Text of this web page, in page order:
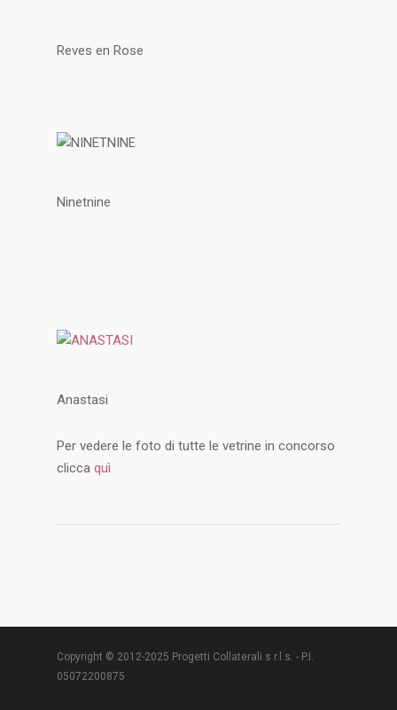
Reves en Rose
Ninetnine
Anastasi
Per vedere le foto di tutte le vetrine in concorso
clicca quì
Copyright © 2012-2025 Progetti Collaterali s.r.l.s. - P.I.
05072200875